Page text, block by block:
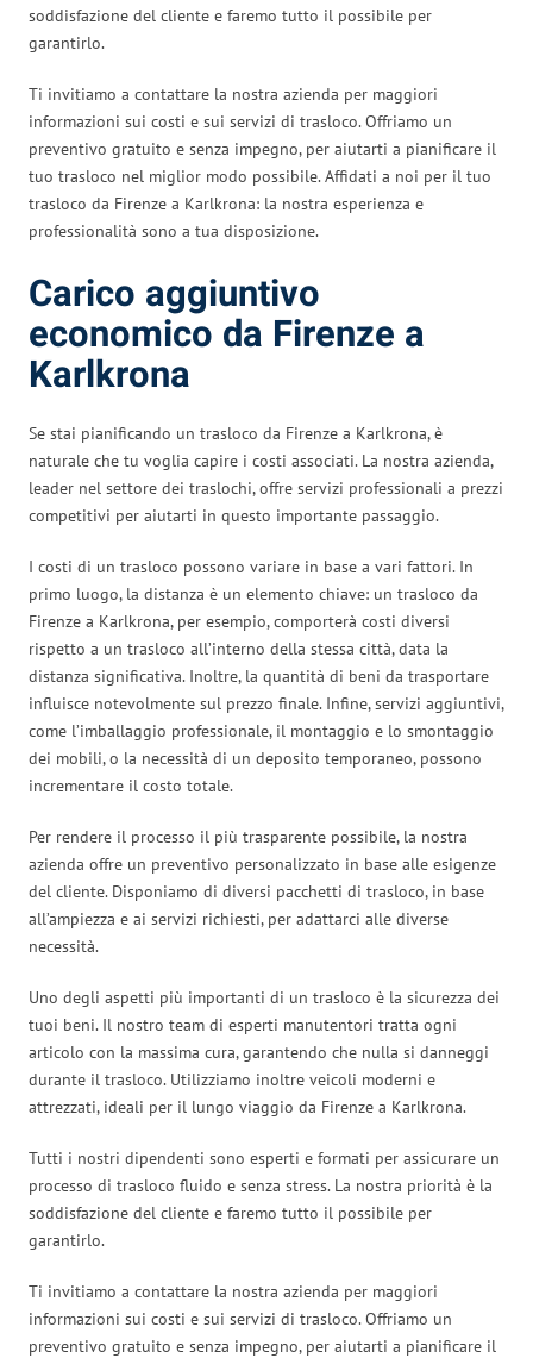
soddisfazione del cliente e faremo tutto il possibile per
garantirlo.
Ti invitiamo a contattare la nostra azienda per maggiori
informazioni sui costi e sui servizi di trasloco. Offriamo un
preventivo gratuito e senza impegno, per aiutarti a pianificare il
tuo trasloco nel miglior modo possibile. Affidati a noi per il tuo
trasloco da Firenze a Karlkrona: la nostra esperienza e
professionalità sono a tua disposizione.
Carico aggiuntivo
economico da Firenze a
Karlkrona
Se stai pianificando un trasloco da Firenze a Karlkrona, è
naturale che tu voglia capire i costi associati. La nostra azienda,
leader nel settore dei traslochi, offre servizi professionali a prezzi
competitivi per aiutarti in questo importante passaggio.
I costi di un trasloco possono variare in base a vari fattori. In
primo luogo, la distanza è un elemento chiave: un trasloco da
Firenze a Karlkrona, per esempio, comporterà costi diversi
rispetto a un trasloco all’interno della stessa città, data la
distanza significativa. Inoltre, la quantità di beni da trasportare
influisce notevolmente sul prezzo finale. Infine, servizi aggiuntivi,
come l’imballaggio professionale, il montaggio e lo smontaggio
dei mobili, o la necessità di un deposito temporaneo, possono
incrementare il costo totale.
Per rendere il processo il più trasparente possibile, la nostra
azienda offre un preventivo personalizzato in base alle esigenze
del cliente. Disponiamo di diversi pacchetti di trasloco, in base
all’ampiezza e ai servizi richiesti, per adattarci alle diverse
necessità.
Uno degli aspetti più importanti di un trasloco è la sicurezza dei
tuoi beni. Il nostro team di esperti manutentori tratta ogni
articolo con la massima cura, garantendo che nulla si danneggi
durante il trasloco. Utilizziamo inoltre veicoli moderni e
attrezzati, ideali per il lungo viaggio da Firenze a Karlkrona.
Tutti i nostri dipendenti sono esperti e formati per assicurare un
processo di trasloco fluido e senza stress. La nostra priorità è la
soddisfazione del cliente e faremo tutto il possibile per
garantirlo.
Ti invitiamo a contattare la nostra azienda per maggiori
informazioni sui costi e sui servizi di trasloco. Offriamo un
preventivo gratuito e senza impegno, per aiutarti a pianificare il